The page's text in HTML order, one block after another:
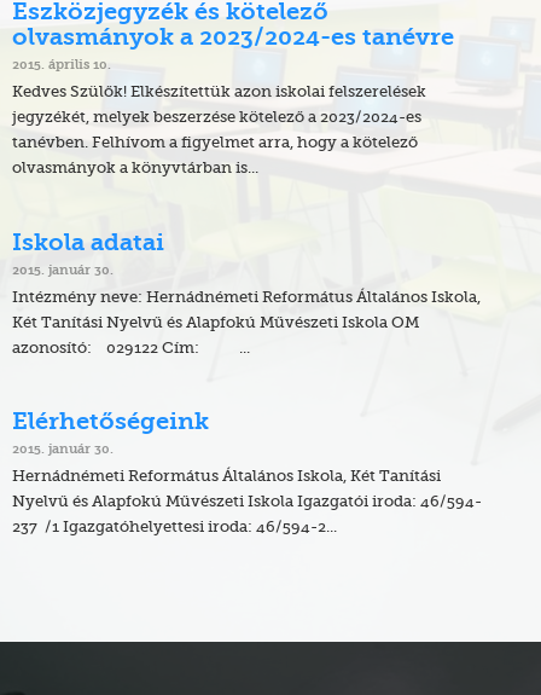
Eszközjegyzék és kötelező
olvasmányok a 2023/2024-es tanévre
2015. április 10.
Kedves Szülők! Elkészítettük azon iskolai felszerelések
jegyzékét, melyek beszerzése kötelező a 2023/2024-es
tanévben. Felhívom a figyelmet arra, hogy a kötelező
olvasmányok a könyvtárban is...
Iskola adatai
2015. január 30.
Intézmény neve: Hernádnémeti Református Általános Iskola,
Két Tanítási Nyelvű és Alapfokú Művészeti Iskola OM
azonosító: 029122 Cím: ...
Elérhetőségeink
2015. január 30.
Hernádnémeti Református Általános Iskola, Két Tanítási
Nyelvű és Alapfokú Művészeti Iskola Igazgatói iroda: 46/594-
237 /1 Igazgatóhelyettesi iroda: 46/594-2...